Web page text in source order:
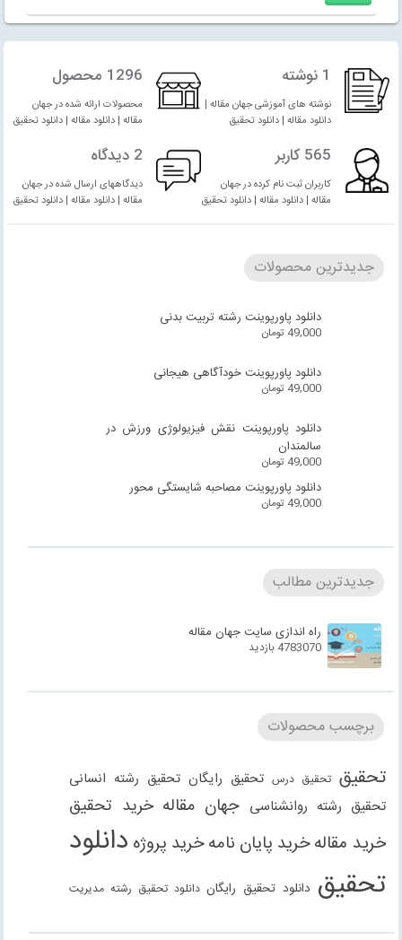
1 نوشته
نوشته های آموزشی جهان مقاله |
دانلود مقاله | دانلود تحقیق
1296 محصول
محصولات ارائه شده در جهان
مقاله | دانلود مقاله | دانلود تحقیق
565 کاربر
کاربران ثبت نام کرده در جهان
مقاله | دانلود مقاله | دانلود تحقیق
2 دیدگاه
دیدگاههای ارسال شده در جهان
مقاله | دانلود مقاله | دانلود تحقیق
جدیدترین محصولات
دانلود پاورپوینت رشته تربیت بدنی
49,000 تومان
دانلود پاورپوینت خودآگاهی هیجانی
49,000 تومان
دانلود پاورپوینت نقش فیزیولوژی ورزش در
سالمندان
49,000 تومان
دانلود پاورپوینت مصاحبه شایستگی محور
49,000 تومان
جدیدترین مطالب
راه اندازی سایت جهان مقاله
4783070 بازدید
برچسب محصولات
تحقیق تحقیق درس تحقیق رایگان تحقیق رشته انسانی
تحقیق رشته روانشناسی جهان مقاله خرید تحقیق
خرید مقالهخرید پایان نامهخرید پروژه دانلود
تحقیق دانلود تحقیق رایگان دانلود تحقیق رشته مدیریت
دانلود مقاله دانلود مقاله رایگان دانلود مقاله رشته